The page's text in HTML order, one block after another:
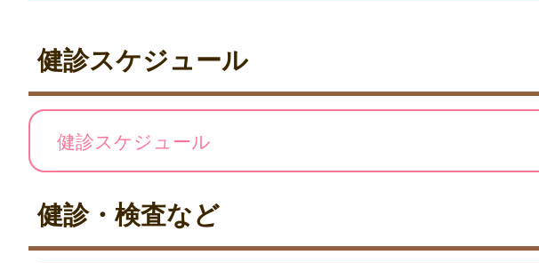
健診スケジュール
健診スケジュール
健診・検査など